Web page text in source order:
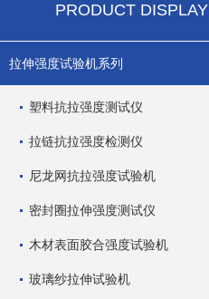
PRODUCT DISPLAY
拉伸强度试验机系列
塑料抗拉强度测试仪
拉链抗拉强度检测仪
尼龙网抗拉强度试验机
密封圈拉伸强度测试仪
木材表面胶合强度试验机
玻璃纱拉伸试验机